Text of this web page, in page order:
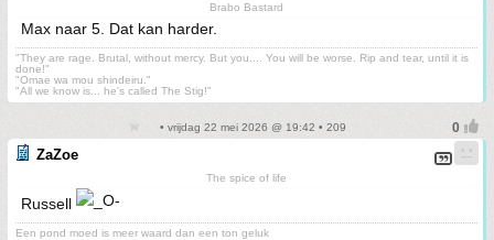
Brabo Bastard
Max naar 5. Dat kan harder.
"They are rage. Brutal, without mercy. But you.... You will be worse. Rip and tear, until it is
done!"
"Omae wa mou shindeiru."
"All we know is... he's called The Stig!"
• vrijdag 22 mei 2026 @ 19:42 • 209
ZaZoe
The spice of life
Russell
Een pond moed is meer waard dan een ton geluk